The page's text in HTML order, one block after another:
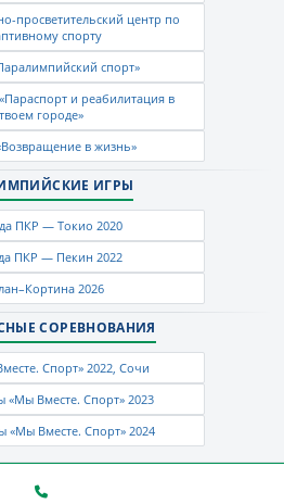
просветительский центр по
спорту
спорт»
и реабилитация в
твоем городе»
в жизнь»
ИГРЫ
ПКР — Токио 2020
ПКР — Пекин 2022
2026
СОРЕВНОВАНИЯ
Спорт» 2022, Сочи
«Мы Вместе. Спорт» 2023
«Мы Вместе. Спорт» 2024